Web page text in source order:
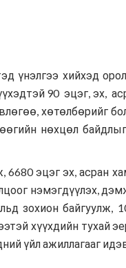
үнэлгээ хийхэд
90 эцэг, эх,
хөтөлбөрийг
нөхцөл
эцэг эх, асран
нэмэгдүүлэх,
зохион байгуулж,
хүүхдийн тухай
үйл ажиллагааг